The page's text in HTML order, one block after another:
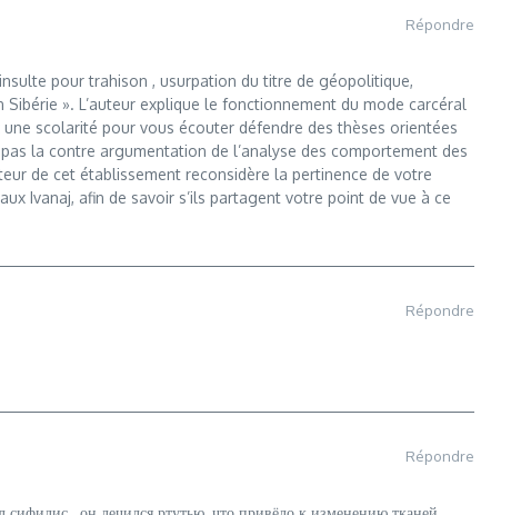
Répondre
pour trahison , usurpation du titre de géopolitique,
». L’auteur explique le fonctionnement du mode carcéral
scolarité pour vous écouter défendre des thèses orientées
la contre argumentation de l’analyse des comportement des
de cet établissement reconsidère la pertinence de votre
Ivanaj, afin de savoir s’ils partagent votre point de vue à ce
Répondre
Répondre